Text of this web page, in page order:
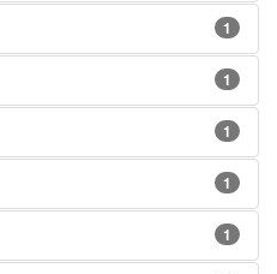
1
1
1
1
1